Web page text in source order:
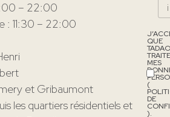
– 22:00
: 11:30 – 22:00
et Gribaumont
les quartiers résidentiels et
QUE
TADAO
TRAITE
MES
(
DE
).